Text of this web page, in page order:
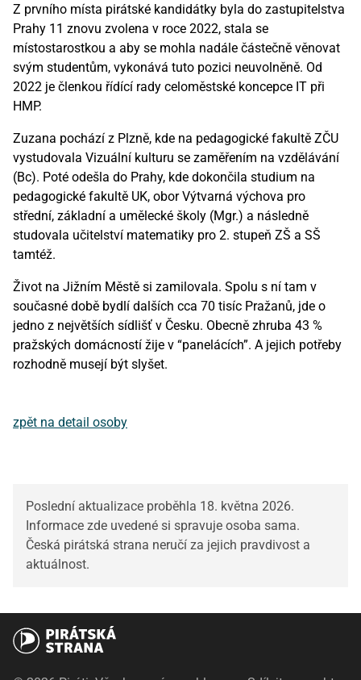
Z prvního místa pirátské kandidátky byla do zastupitelstva
Prahy 11 znovu zvolena v roce 2022, stala se
místostarostkou a aby se mohla nadále částečně věnovat
svým studentům, vykonává tuto pozici neuvolněně. Od
2022 je členkou řídící rady celoměstské koncepce IT při
HMP.
Zuzana pochází z Plzně, kde na pedagogické fakultě ZČU
vystudovala Vizuální kulturu se zaměřením na vzdělávání
(Bc). Poté odešla do Prahy, kde dokončila studium na
pedagogické fakultě UK, obor Výtvarná výchova pro
střední, základní a umělecké školy (Mgr.) a následně
studovala učitelství matematiky pro 2. stupeň ZŠ a SŠ
tamtéž.
Život na Jižním Městě si zamilovala. Spolu s ní tam v
současné době bydlí dalších cca 70 tisíc Pražanů, jde o
jedno z největších sídlišť v Česku. Obecně zhruba 43 %
pražských domácností žije v “panelácích”. A jejich potřeby
rozhodně musejí být slyšet.
zpět na detail osoby
Poslední aktualizace proběhla 18. května 2026.
Informace zde uvedené si spravuje osoba sama.
Česká pirátská strana neručí za jejich pravdivost a
aktuálnost.